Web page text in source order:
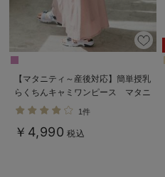
【マタニティ～産後対応】簡単授乳
らくちんキャミワンピース マタニ
ティ・授乳服【出産後も長く使え
1件
￥4,990 税込